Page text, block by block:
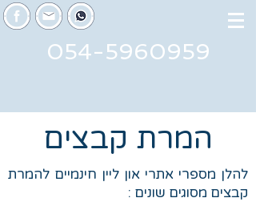
054-5960959
המרת קבצים
להלן מספרי אתרי און ליין חינמיים להמרת
קבצים מסוגים שונים :